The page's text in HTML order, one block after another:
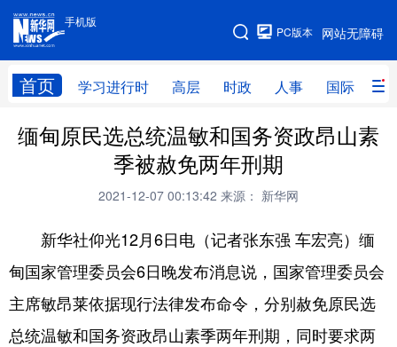
手机版
网站无障碍
PC版本
首页 学习进行时 高层 时政 人事 国际 财
手机版
网站地图
学习进行时 高层 时政 人事
财经 网评
全球连线
科技 科创 量子 体育
文化 书画 健康 军事
缅甸原民选总统温敏和国务资政昂山素
季被赦免两年刑期
2021-12-07 00:13:42 来源： 新华网
新华社仰光12月6日电（记者张东强 车宏亮）缅
甸国家管理委员会6日晚发布消息说，国家管理委员会
主席敏昂莱依据现行法律发布命令，分别赦免原民选
总统温敏和国务资政昂山素季两年刑期，同时要求两